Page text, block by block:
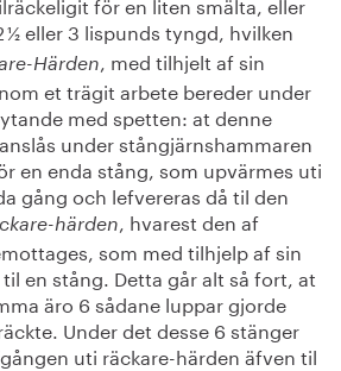
½ eller 3 lispunds tyngd, hvilken
Härden, med tilhjelt af sin
et trägit arbete bereder under
med spetten: at denne
under stångjärnshammaren
en enda stång, som upvärmes uti
gång och lefvereras då til den
härden, hvarest den af
som med tilhjelp af sin
en stång. Detta går alt så fort, at
äro 6 sådane luppar gjorde
Under det desse 6 stänger
uti räckare-härden äfven til